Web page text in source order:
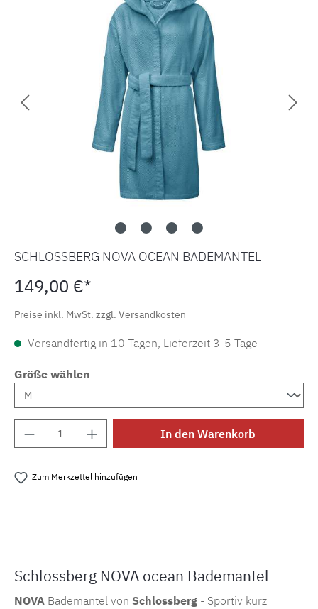
SCHLOSSBERG NOVA OCEAN BADEMANTEL
149,00 €*
Preise inkl. MwSt. zzgl. Versandkosten
Versandfertig in 10 Tagen, Lieferzeit 3-5 Tage
Größe wählen
Produkt Anzahl: Gib den gewünschten
In den Warenkorb
Zum Merkzettel hinzufügen
Schlossberg NOVA ocean Bademantel
NOVA Bademantel von Schlossberg - Sportiv kurz